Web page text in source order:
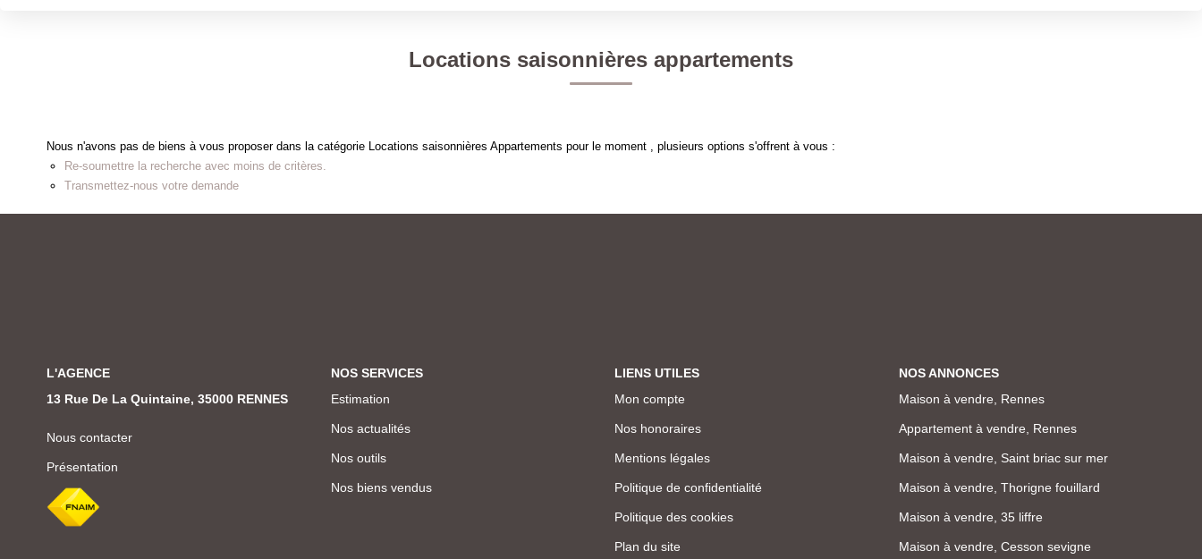
Locations saisonnières appartements
Nous n'avons pas de biens à vous proposer dans la catégorie Locations saisonnières Appartements pour le moment , plusieurs options s'offrent à vous :
Re-soumettre la recherche avec moins de critères.
Transmettez-nous votre demande
L'AGENCE
13 Rue De La Quintaine, 35000 RENNES
Nous contacter
Présentation
NOS SERVICES
Estimation
Nos actualités
Nos outils
Nos biens vendus
LIENS UTILES
Mon compte
Nos honoraires
Mentions légales
Politique de confidentialité
Politique des cookies
Plan du site
NOS ANNONCES
Maison à vendre, Rennes
Appartement à vendre, Rennes
Maison à vendre, Saint briac sur mer
Maison à vendre, Thorigne fouillard
Maison à vendre, 35 liffre
Maison à vendre, Cesson sevigne